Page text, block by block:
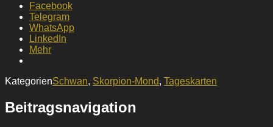
Facebook
Telegram
WhatsApp
LinkedIn
Mehr
KategorienSchwan, Skorpion-Mond, Tageskarten
Beitragsnavigation